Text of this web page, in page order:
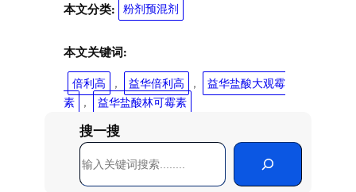
本文分类: 粉剂预混剂
本文关键词:
倍利高 , 益华倍利高 ,
益华盐酸大观霉
素
, 益华盐酸林可霉素
搜一搜
搜
索